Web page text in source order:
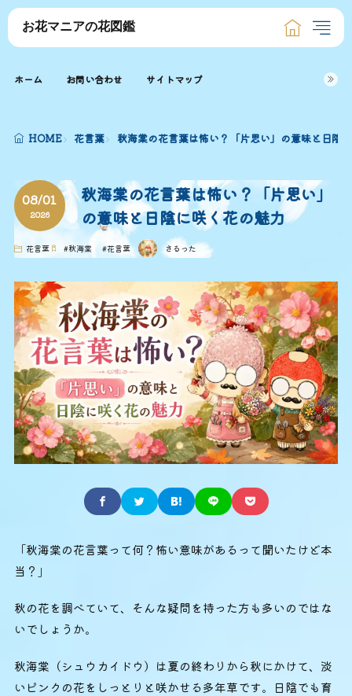
お花マニアの花図鑑
ホーム お問い合わせ サイトマップ
HOME 花言葉 秋海棠の花言葉は怖い？「片思い」の意味と日陰
08/01
2026
秋海棠の花言葉は怖い？「片思い」
の意味と日陰に咲く花の魅力
花言葉 #秋海棠 #花言葉 さるった
「秋海棠の花言葉って何？怖い意味があるって聞いたけど本
当？」
秋の花を調べていて、そんな疑問を持った方も多いのではな
いでしょうか。
秋海棠（シュウカイドウ）は夏の終わりから秋にかけて、淡
いピンクの花をしっとりと咲かせる多年草です。日陰でも育